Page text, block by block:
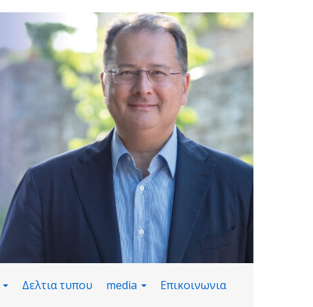
Δελτια τυπου media Επικοινωνια